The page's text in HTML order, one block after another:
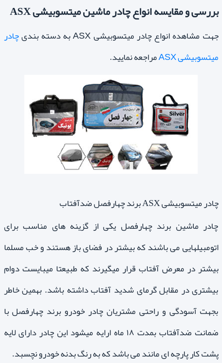
بررسی و مقایسه انواع چادر ماشین میتسوبیشی ASX
جهت مشاهده انواع چادر میتسوبیشی ASX به دسته بندی
چادر
میتسوبیشی ASX
مراجعه نمایید.
چادر میتسوبیشی ASX برند چهارفصل ضدآفتاب
چادر ماشین برند چهارفصل یکی از گزینه های مناسب برای
اتومبیلهایی می باشند که بیشتر در فضای باز هستند و خب مسلما
بیشتر در معرض آفتاب قرار میگیرند که طبیعتا میبایست دوام
بیشتری در مقابل گرمای شدید آفتاب داشته باشد. بهمین خاطر
بجهت آسودگی و راحتی مشتریان چادر خودرو برند چهارفصل با
ضمانت ضدآفتاب بمدت ۱۸ ماه ارایه میشود این چادر دارای لایه
پشت کار پارچه ای مانند می باشد که به رنگ بدنه خودرو نچسبد.